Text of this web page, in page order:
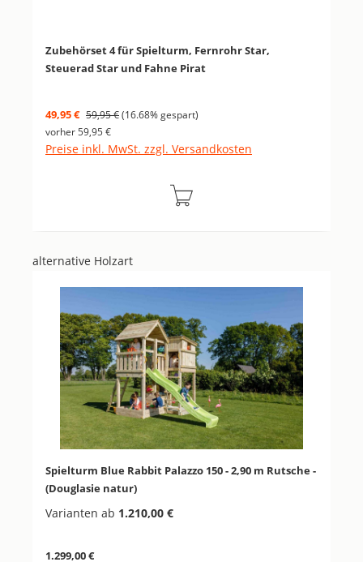
Zubehörset 4 für Spielturm, Fernrohr Star,
Steuerad Star und Fahne Pirat
Verkaufspreis:
49,95 € Regulärer Preis:
59,95 €(16.68% gespart)
vorher 59,95 €
Preise inkl. MwSt. zzgl. Versandkosten
Produktgalerie überspringen
alternative Holzart
Spielturm Blue Rabbit Palazzo 150 - 2,90 m Rutsche -
(Douglasie natur)
Varianten ab 1.210,00 €
Regulärer Preis:
1.299,00 €